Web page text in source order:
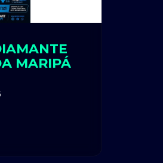
MARIPÁ